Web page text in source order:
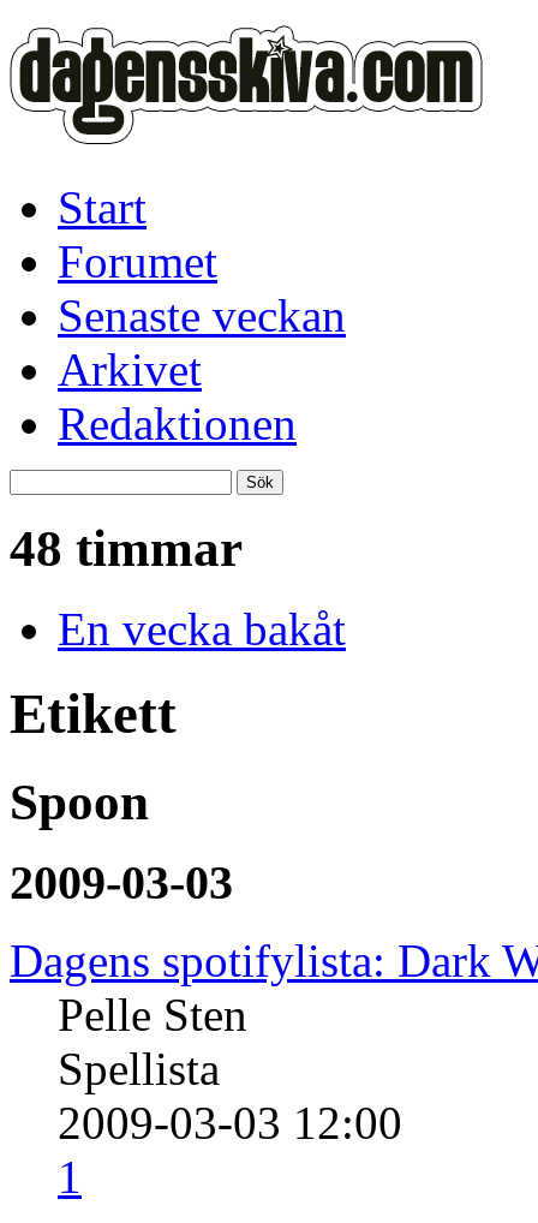
Start
Forumet
Senaste veckan
Arkivet
Redaktionen
48 timmar
En vecka bakåt
Etikett
Spoon
2009-03-03
Dagens spotifylista: Dark
Pelle Sten
Spellista
2009-03-03 12:00
1